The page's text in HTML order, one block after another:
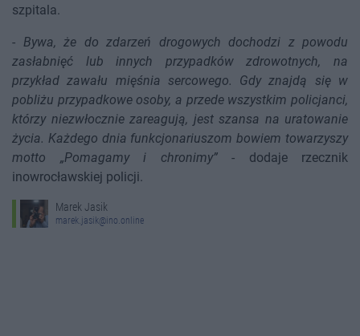
szpitala.
- Bywa, że do zdarzeń drogowych dochodzi z powodu
zasłabnięć lub innych przypadków zdrowotnych, na
przykład zawału mięśnia sercowego. Gdy znajdą się w
pobliżu przypadkowe osoby, a przede wszystkim policjanci,
którzy niezwłocznie zareagują, jest szansa na uratowanie
życia. Każdego dnia funkcjonariuszom bowiem towarzyszy
motto „Pomagamy i chronimy”- dodaje rzecznik
inowrocławskiej policji.
Marek Jasik
marek.jasik@ino.online